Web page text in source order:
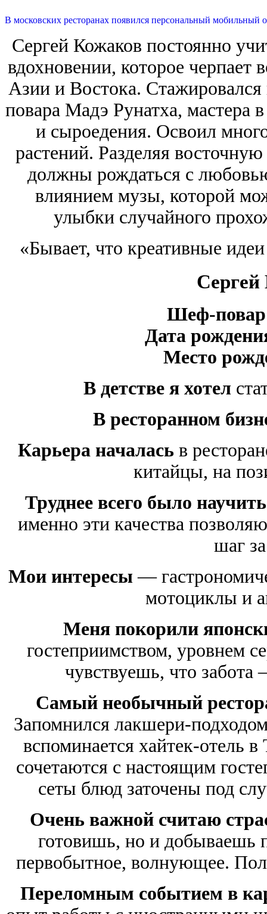
В московских ресторанах появился персональный мобильный
Сергей Кожаков постоянно
вдохновении, которое черпает
Азии и Востока.
повара Мадэ Рунатха, мастера
и сыроедения. Освоил
растений. Разделяя
должны рождаться с
влиянием музы, которой
улыбки случайного
«Бывает, что креативные
Шеф-повар
Дата
Место
В детстве я хотел
В ресторанном
Карьера началасьв
китайцы, на
Труднее всего было
именно эти качества
шаг
Мои интересы —
мотоциклы и
Меня покорили
гостеприимством, уровнем
чувствуешь, что
Самый необычный
Запомнился лакшери-
вспоминается хайтек-отель
сочетаются с настоящим
сеты блюд заточены под
Очень важной считаю
готовишь, но и добываешь
первобытное, волнующее.
Переломным событием в